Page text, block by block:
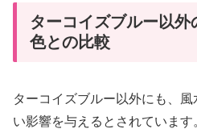
ターコイズブルー以
色との比較
ターコイズブルー以外にも、
い影響を与えるとされていま